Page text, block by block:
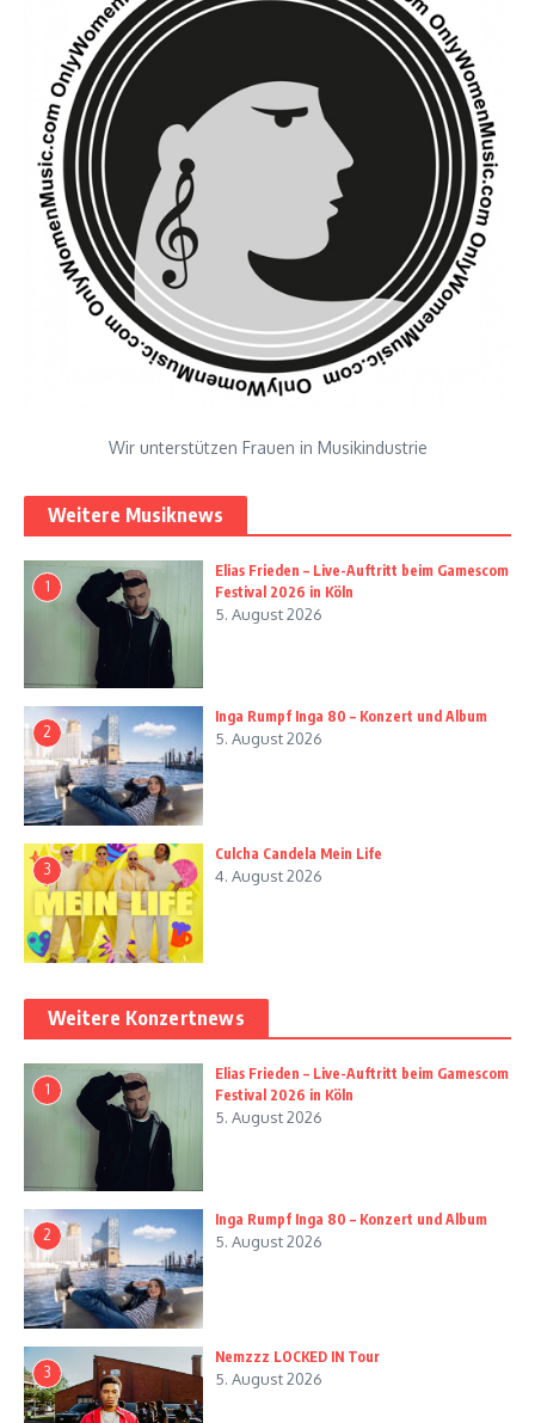
Wir unterstützen Frauen in Musikindustrie
Weitere Musiknews
1
Elias Frieden – Live-Auftritt beim Gamescom
Festival 2026 in Köln
5. August 2026
2
Inga Rumpf Inga 80 – Konzert und Album
5. August 2026
3
Culcha Candela Mein Life
4. August 2026
Weitere Konzertnews
1
Elias Frieden – Live-Auftritt beim Gamescom
Festival 2026 in Köln
5. August 2026
2
Inga Rumpf Inga 80 – Konzert und Album
5. August 2026
3
Nemzzz LOCKED IN Tour
5. August 2026